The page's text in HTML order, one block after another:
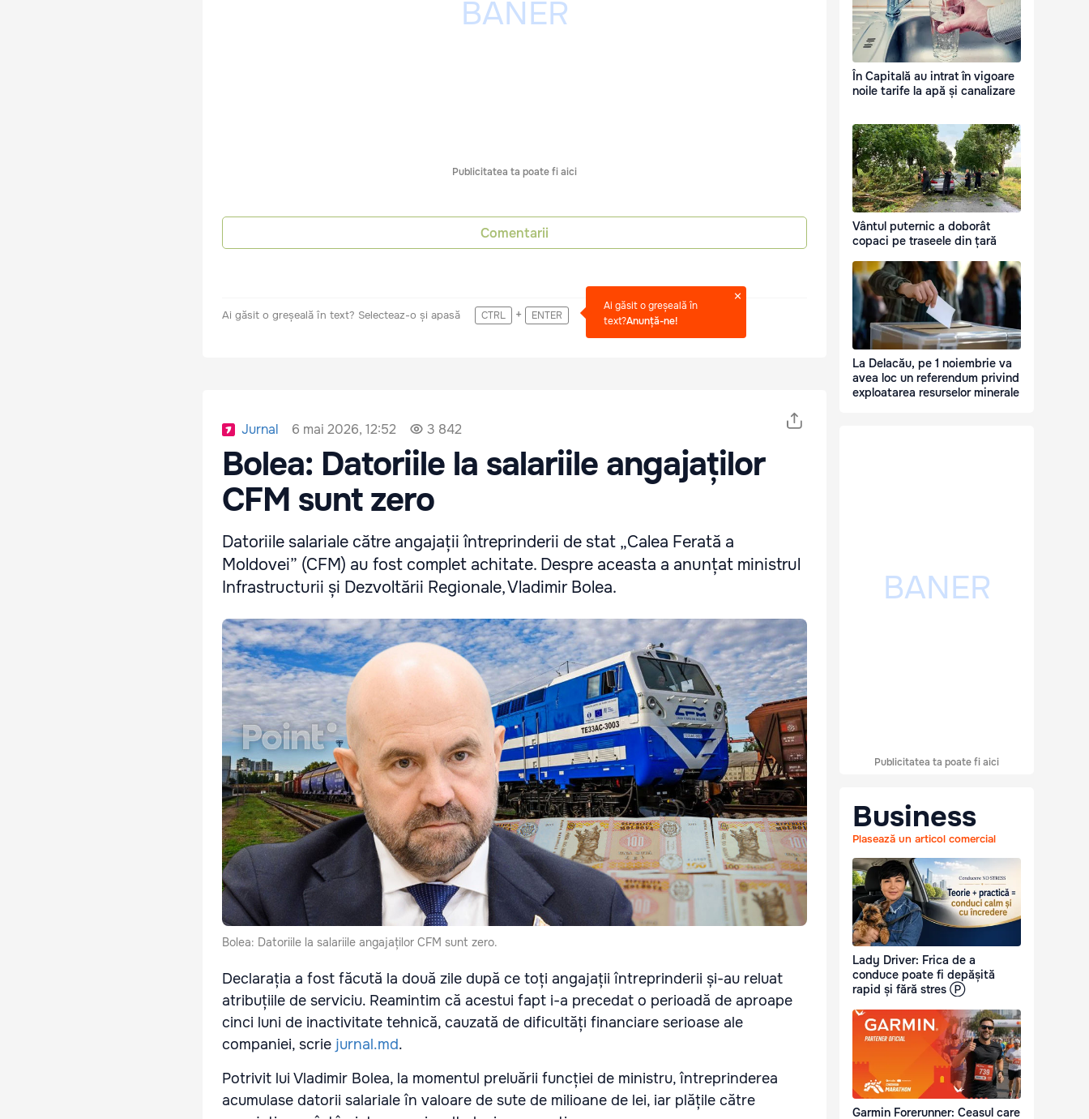
Publicitatea ta poate fi aici
Comentarii
Ai găsit o greșeală în text? Selecteaz-o și apasă CTRL + ENTER
Ai găsit o greșeală în
text?Anunță-ne!
Jurnal 6 mai 2026, 12:52 3 842
Bolea: Datoriile la salariile angajaților
CFM sunt zero
Datoriile salariale către angajații întreprinderii de stat „Calea Ferată a
Moldovei” (CFM) au fost complet achitate. Despre aceasta a anunțat ministrul
Infrastructurii și Dezvoltării Regionale, Vladimir Bolea.
Bolea: Datoriile la salariile angajaților CFM sunt zero.
Declarația a fost făcută la două zile după ce toți angajații întreprinderii și-au reluat
atribuțiile de serviciu. Reamintim că acestui fapt i-a precedat o perioadă de aproape
cinci luni de inactivitate tehnică, cauzată de dificultăți financiare serioase ale
companiei, scrie jurnal.md.
Potrivit lui Vladimir Bolea, la momentul preluării funcției de ministru, întreprinderea
acumulase datorii salariale în valoare de sute de milioane de lei, iar plățile către
În Capitală au intrat în vigoare
noile tarife la apă și canalizare
Vântul puternic a doborât
copaci pe traseele din țară
La Delacău, pe 1 noiembrie va
avea loc un referendum privind
exploatarea resurselor minerale
Publicitatea ta poate fi aici
Business
Plasează un articol comercial
Lady Driver: Frica de a
conduce poate fi depășită
rapid și fără stres Ⓟ
Garmin Forerunner: Ceasul care